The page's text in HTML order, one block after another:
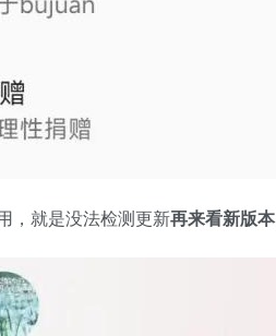
，就是没法检测更新再来看新版